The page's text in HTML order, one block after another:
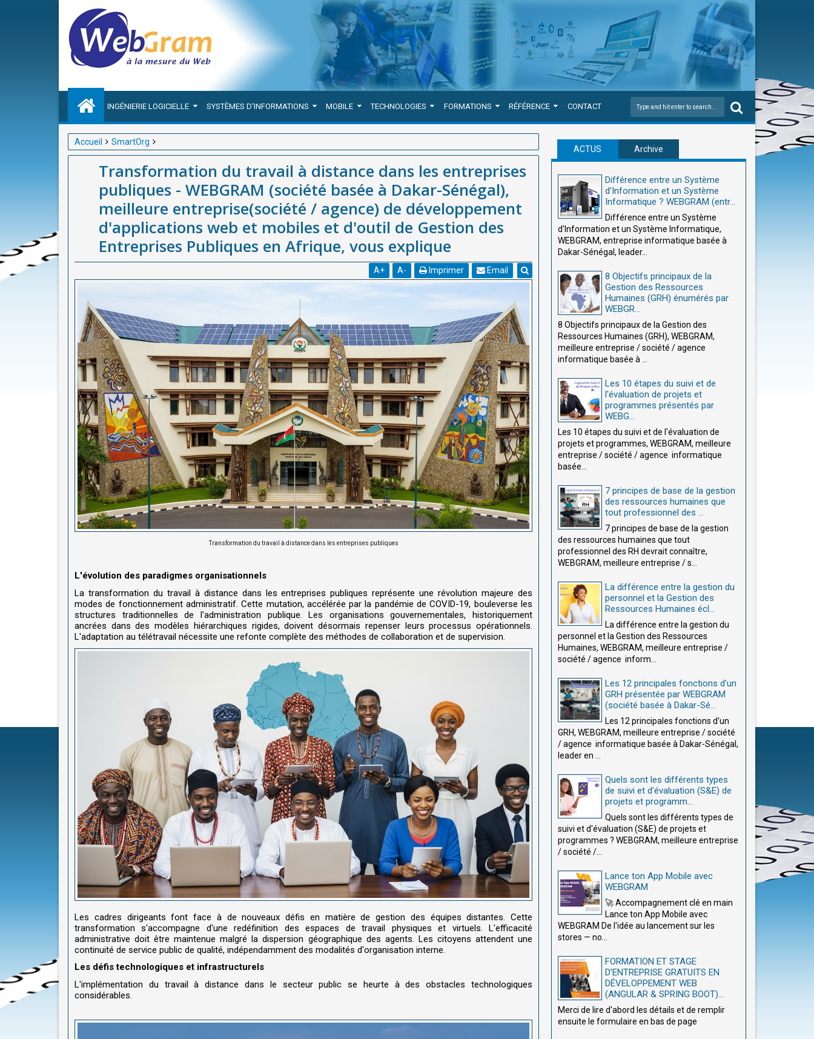
INGÉNIERIE LOGICIELLE SYSTÈMES D'INFORMATIONS MOBILE TECHNOLOGIES FORMATIONS RÉFÉRENCE CONTACT
Accueil
SmartOrg
Transformation du travail à distance dans les entreprises publiques - WEBGRAM (société basée à Dakar-Sénégal),
meilleure entreprise(société / agence) de développement d'applications web et mobiles et d'outil de Gestion des
Entreprises Publiques en Afrique, vous explique
Transformation du travail à distance dans les entreprises
publiques - WEBGRAM (société basée à Dakar-Sénégal),
meilleure entreprise(société / agence) de développement
d'applications web et mobiles et d'outil de Gestion des
Entreprises Publiques en Afrique, vous explique
A+ A- Imprimer Email
Transformation du travail à distance dans les entreprises publiques
L'évolution des paradigmes organisationnels
La transformation du travail à distance dans les entreprises publiques représente une révolution majeure des
modes de fonctionnement administratif. Cette mutation, accélérée par la pandémie de COVID-19, bouleverse les
structures traditionnelles de l'administration publique. Les organisations gouvernementales, historiquement
ancrées dans des modèles hiérarchiques rigides, doivent désormais repenser leurs processus opérationnels.
L'adaptation au télétravail nécessite une refonte complète des méthodes de collaboration et de supervision.
Les cadres dirigeants font face à de nouveaux défis en matière de gestion des équipes distantes. Cette
transformation s'accompagne d'une redéfinition des espaces de travail physiques et virtuels. L'efficacité
administrative doit être maintenue malgré la dispersion géographique des agents. Les citoyens attendent une
continuité de service public de qualité, indépendamment des modalités d'organisation interne.
Les défis technologiques et infrastructurels
L'implémentation du travail à distance dans le secteur public se heurte à des obstacles technologiques
considérables.
ACTUS Archive
Différence entre un Système
d'Information et un Système
Informatique ? WEBGRAM (entr...
Différence entre un Système
d'Information et un Système Informatique,
WEBGRAM, entreprise informatique basée à
Dakar-Sénégal, leader...
8 Objectifs principaux de la
Gestion des Ressources
Humaines (GRH) énumérés par
WEBGR...
8 Objectifs principaux de la Gestion des
Ressources Humaines (GRH), WEBGRAM,
meilleure entreprise / société / agence
informatique basée à ...
Les 10 étapes du suivi et de
l'évaluation de projets et
programmes présentés par
WEBG...
Les 10 étapes du suivi et de l'évaluation de
projets et programmes, WEBGRAM, meilleure
entreprise / société / agence informatique
basée...
7 principes de base de la gestion
des ressources humaines que
tout professionnel des ...
7 principes de base de la gestion
des ressources humaines que tout
professionnel des RH devrait connaître,
WEBGRAM, meilleure entreprise / s...
La différence entre la gestion du
personnel et la Gestion des
Ressources Humaines écl...
La différence entre la gestion du
personnel et la Gestion des Ressources
Humaines, WEBGRAM, meilleure entreprise /
société / agence inform...
Les 12 principales fonctions d'un
GRH présentée par WEBGRAM
(société basée à Dakar-Sé...
Les 12 principales fonctions d'un
GRH, WEBGRAM, meilleure entreprise / société
/ agence informatique basée à Dakar-Sénégal,
leader en ...
Quels sont les différents types
de suivi et d'évaluation (S&E) de
projets et programm...
Quels sont les différents types de
suivi et d'évaluation (S&E) de projets et
programmes ? WEBGRAM, meilleure entreprise
/ société /...
Lance ton App Mobile avec
WEBGRAM
🚀 Accompagnement clé en main
Lance ton App Mobile avec
WEBGRAM De l'idée au lancement sur les
stores — no...
FORMATION ET STAGE
D’ENTREPRISE GRATUITS EN
DÉVELOPPEMENT WEB
(ANGULAR & SPRING BOOT)...
Merci de lire d'abord les détails et de remplir
ensuite le formulaire en bas de page